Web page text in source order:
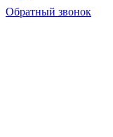
Обратный звонок